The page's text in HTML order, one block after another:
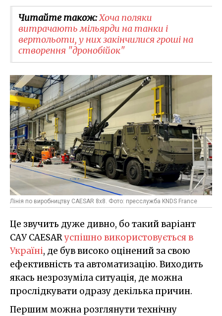
Читайте також:Хоча поляки
витрачають мільярди на танки і
вертольоти, у них закінчилися гроші на
створення "дронобійок"
Лінія по виробництву CAESAR 8x8. Фото: пресслужба KNDS France
Це звучить дуже дивно, бо такий варіант
САУ CAESARуспішно використовується в
Україні, де був високо оцінений за свою
ефективність та автоматизацію. Виходить
якась незрозуміла ситуація, де можна
прослідкувати одразу декілька причин.
Першим можна розглянути технічну